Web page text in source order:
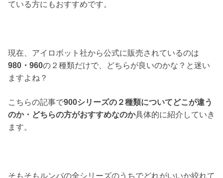
ている方にもおすすめです。
現在、アイロボット社から公式に販売されているのは
980・960の２種類だけで、どちらが良いのかな？と迷い
ますよね？
こちらの記事で900シリーズの２種類についてどこが違う
のか・どちらの方がおすすめなのか具体的に紹介していき
ます。
そもそもルンバの全シリーズのうちでどれがいいか絞れて